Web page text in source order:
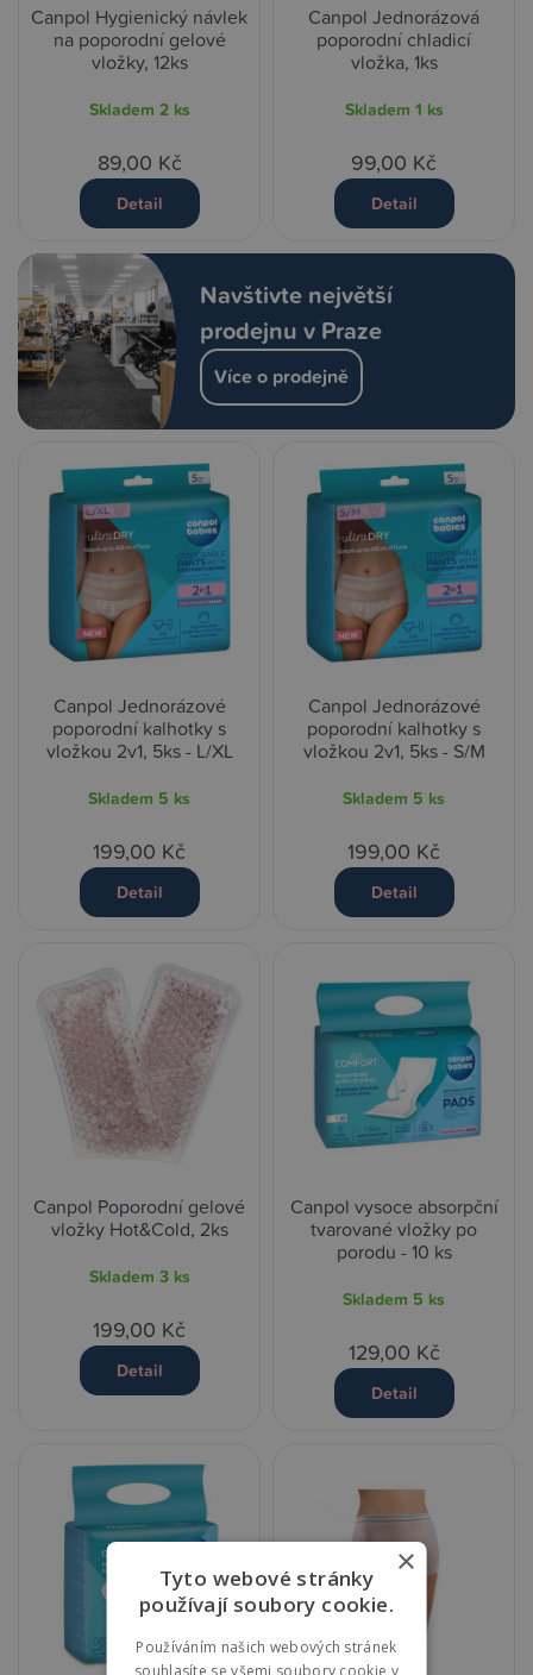
Navštivte největší
prodejnu v Praze
Více o prodejně
Canpol Hygienický návlek
na poporodní gelové
vložky, 12ks
Skladem 2 ks
89,00 Kč
Detail
Canpol Jednorázová
poporodní chladicí
vložka, 1ks
Skladem 1 ks
99,00 Kč
Detail
Canpol Jednorázové
poporodní kalhotky s
vložkou 2v1, 5ks - L/XL
Skladem 5 ks
199,00 Kč
Detail
Canpol Jednorázové
poporodní kalhotky s
vložkou 2v1, 5ks - S/M
Skladem 5 ks
199,00 Kč
Detail
Canpol Poporodní gelové
vložky Hot&Cold, 2ks
Skladem 3 ks
199,00 Kč
Detail
Canpol vysoce absorpční
tvarované vložky po
porodu - 10 ks
Skladem 5 ks
129,00 Kč
Detail
×
Tyto webové stránky
používají soubory cookie.
Používáním našich webových stránek
souhlasíte se všemi soubory cookie v